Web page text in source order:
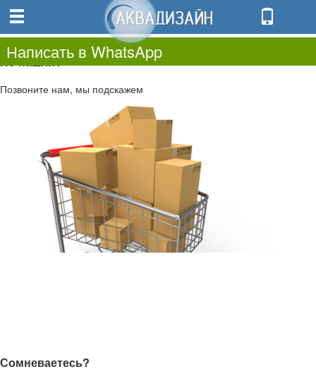
0.00
0
Не нашли?
Позвоните нам, мы подскажем
Сомневаетесь?
Написать в WhatsApp